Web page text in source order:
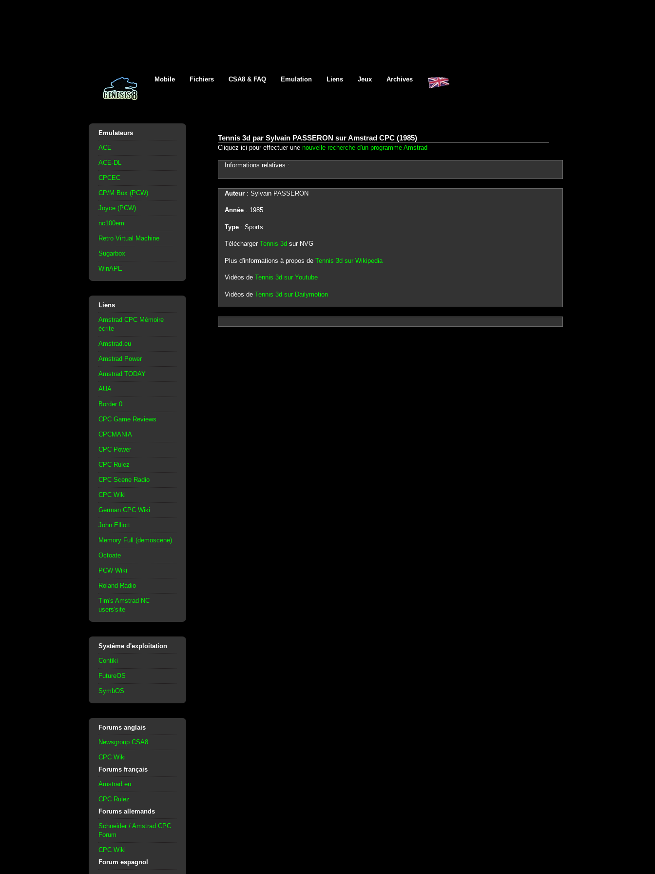
Mobile Fichiers CSA8 & FAQ Emulation Liens Jeux Archives
Emulateurs
ACE
ACE-DL
CPCEC
CP/M Box (PCW)
Joyce (PCW)
nc100em
Retro Virtual Machine
Sugarbox
WinAPE
Liens
Amstrad CPC Mémoire
écrite
Amstrad.eu
Amstrad Power
Amstrad TODAY
AUA
Border 0
CPC Game Reviews
CPCMANIA
CPC Power
CPC Rulez
CPC Scene Radio
CPC Wiki
German CPC Wiki
John Elliott
Memory Full (demoscene)
Octoate
PCW Wiki
Roland Radio
Tim's Amstrad NC
users'site
Système d'exploitation
Contiki
FutureOS
SymbOS
Forums anglais
Newsgroup CSA8
CPC Wiki
Forums français
Amstrad.eu
CPC Rulez
Forums allemands
Schneider / Amstrad CPC
Forum
CPC Wiki
Forum espagnol
Tennis 3d par Sylvain PASSERON sur Amstrad CPC (1985)
Cliquez ici pour effectuer une nouvelle recherche d'un programme Amstrad
Informations relatives :
Auteur: Sylvain PASSERON
Année: 1985
Type: Sports
Télécharger Tennis 3d sur NVG
Plus d'informations à propos de Tennis 3d sur Wikipedia
Vidéos de Tennis 3d sur Youtube
Vidéos de Tennis 3d sur Dailymotion